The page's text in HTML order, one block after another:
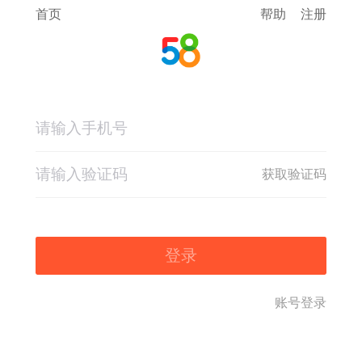
首页 帮助 注册
获取验证码
登录
账号登录